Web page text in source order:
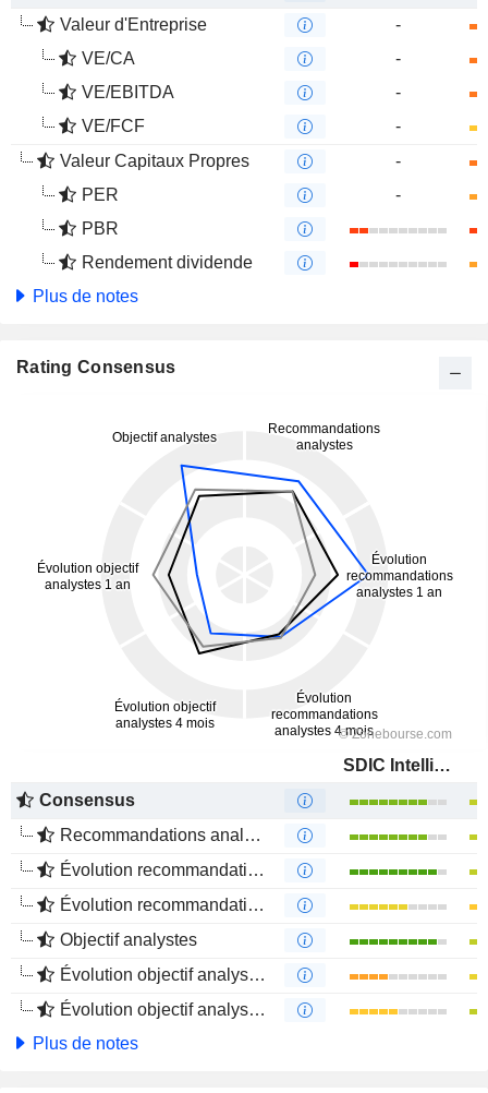
Valeur d'Entreprise
-
VE/CA
-
VE/EBITDA
-
VE/FCF
-
Valeur Capitaux Propres
-
PER
-
PBR
Rendement dividende
Plus de notes
Rating Consensus
SDIC Intelligence Information Technology Co., Ltd.
Consensus
Recommandations analystes
Évolution recommandations analystes 1 an
Évolution recommandations analystes 4 mois
Objectif analystes
Évolution objectif analystes 1 an
Évolution objectif analystes 4 mois
Plus de notes